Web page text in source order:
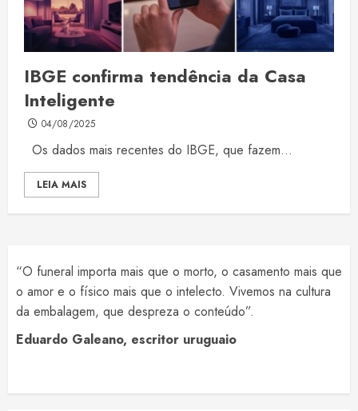
IBGE confirma tendência da Casa
Inteligente
04/08/2025
Os dados mais recentes do IBGE, que fazem...
LEIA MAIS
“O funeral importa mais que o morto, o casamento mais que
o amor e o físico mais que o intelecto. Vivemos na cultura
da embalagem, que despreza o conteúdo”.
Eduardo Galeano, escritor uruguaio